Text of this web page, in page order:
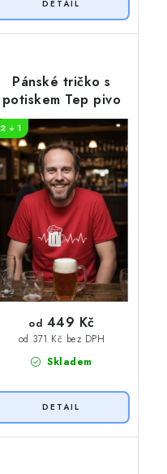
Pánské tričko s
potiskem Tep pivo
2 + 1
Skladem
od 371 Kč bez DPH
od 449 Kč